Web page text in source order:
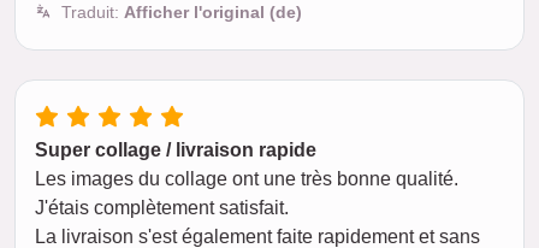
Traduit: Afficher l'original (de)
Super collage / livraison rapide
Les images du collage ont une très bonne qualité.
J'étais complètement satisfait.
La livraison s'est également faite rapidement et sans